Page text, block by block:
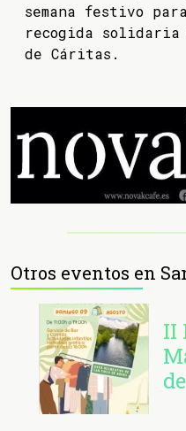
semana festivo
recogida solidaria
de Cáritas.
Otros eventos en
II